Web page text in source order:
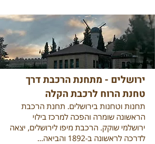
ירושלים - מתחנת הרכבת דרך
טחנת הרוח לרכבת הקלה
תחנות וטחנות בירושלים. תחנת הרכבת
הראשונה שומרה והפכה למרכז בילוי
ירושלמי שוקק. הרכבת מיפו לירושלים, יצאה
לדרכה לראשונה ב-1892 והביאה...